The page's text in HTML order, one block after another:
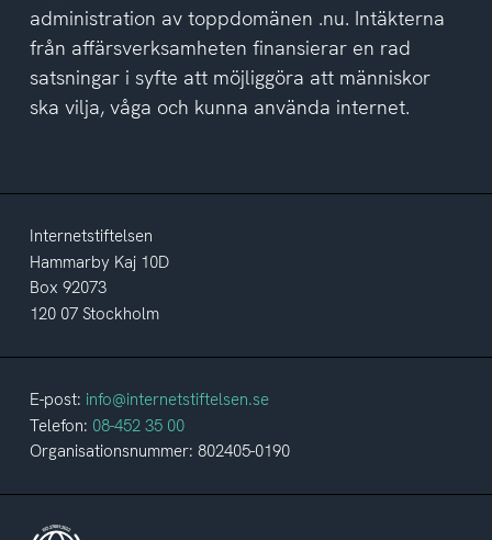
administration av toppdomänen .nu. Intäkterna
från affärsverksamheten finansierar en rad
satsningar i syfte att möjliggöra att människor
ska vilja, våga och kunna använda internet.
Internetstiftelsen
Hammarby Kaj 10D
Box 92073
120 07 Stockholm
E-post: info@internetstiftelsen.se
Telefon: 08-452 35 00
Organisationsnummer: 802405-0190